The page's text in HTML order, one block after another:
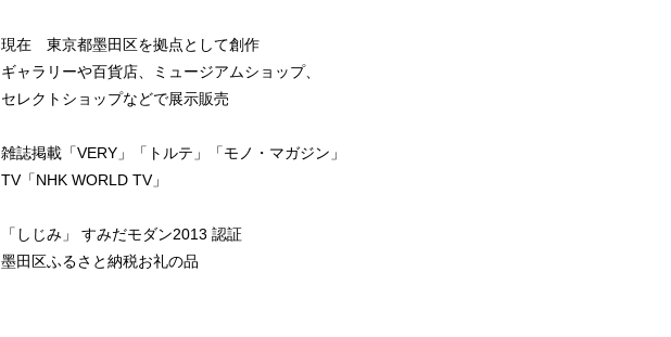
現在 東京都墨田区を拠点として創作
ギャラリーや百貨店、ミュージアムショップ、
セレクトショップなどで展示販売
雑誌掲載「VERY」「トルテ」「モノ・マガジン」
TV「NHK WORLD TV」
「しじみ」 すみだモダン2013 認証
墨田区ふるさと納税お礼の品